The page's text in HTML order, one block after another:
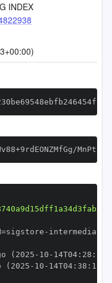
INDEX
-
(2025 - 10 - 14T04: 28 :
(2025 - 10 - 14T04: 38 :